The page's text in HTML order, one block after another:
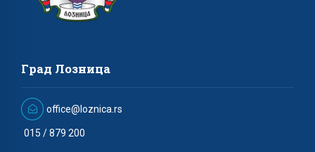
Град Лозница
office@loznica.rs
015 / 879 200